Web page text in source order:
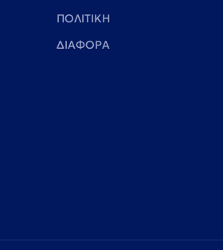
ΠΟΛΙΤΙΚΗ
ΔΙΑΦΟΡΑ